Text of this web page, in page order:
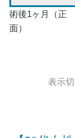
術後1ヶ月（正
面）
表示切